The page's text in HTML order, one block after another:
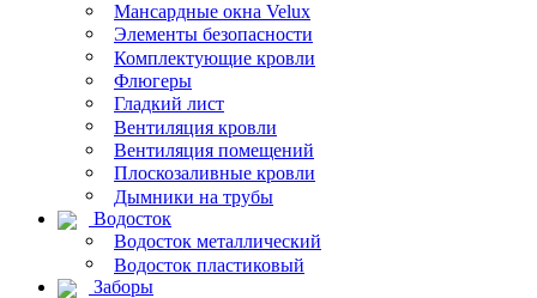
Мансардные окна Velux
Элементы безопасности
Комплектующие кровли
Флюгеры
Гладкий лист
Вентиляция кровли
Вентиляция помещений
Плоскозаливные кровли
Дымники на трубы
Водосток
Водосток металлический
Водосток пластиковый
Заборы